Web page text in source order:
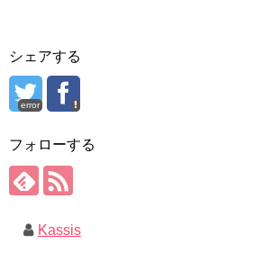
シェアする
error
フォローする
Kassis